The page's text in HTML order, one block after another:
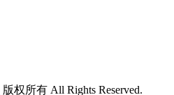
版权所有 All Rights Reserved.